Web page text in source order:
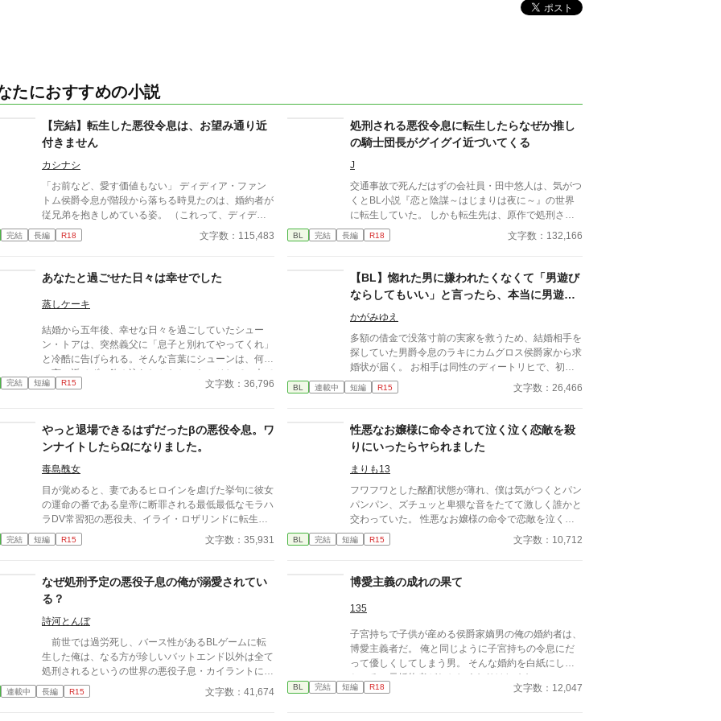
たにおすすめの小説
【完結】転生した悪役令息は、お望み通り近
付きません
カシナシ
「お前など、愛す価値もない」 ディディア・ファン
トム侯爵令息が階段から落ちる時見たのは、婚約者が
従兄弟を抱きしめている姿。 （これって、ディディ
アーーBLゲームの悪役令息じゃないか！） 妹の笑顔
を見るためにやりこんでいたBLゲーム。引くほどレ
転生してそのまま引き継いでいる。 スキルなしとし
て家族に『失敗作』と蔑まれていたのは、そのスキル
のレベルが高すぎたかららしい。 スキルと自分を取
辞め、自立に向けて淡々と準備をする。 もちろん元
婚約者と従兄弟には近付かないので、絡んでこないで
いただけます？ 十万文字程度。 3/7 完結しました！
※主人公：マイペース美人受け ※女性向けHOTラン
キング1位、ありがとうございました。完結までの12
`ﾟ)ﾟ｡ たくさんの閲覧、イイね、エール、感想は、作
者の血肉になります……！(o´ω`o)ありがとうござい
完結 長編 R18 文字数：115,483
処刑される悪役令息に転生したらなぜか推し
の騎士団長がグイグイ近づいてくる
J
交通事故で死んだはずの会社員・田中悠人は、気がつ
くとBL小説『恋と陰謀～はじまりは夜に～』の世界
に転生していた。 しかも転生先は、原作で処刑され
る悪役令息エリオット。 処刑される未来を回避する
ため、原作知識を頼りに慎重に立ち回るつもりだった
その先には隣国の影が？ さらに困ったことに、原作
で一番の推しだった騎士団長ガイウスがやたらと距離
を詰めてきて……？ 平穏に生きたい元悪役令息と、
過保護な騎士団長がじれじれ距離を縮めるまで。 ガ
イウス（騎士団長）×エリオット（元悪役令息） 基本
的には二人の関係が主軸ですが、エリオットに関わる
中で変わってく、周りの人間模様も描いているため、
群像劇的な要素ありです。 どこか孤独な人たちが人
との関わりの中で、それぞれ自分の居場所を見つけて
が、世界観はサスペンス要素ありで不穏。 Rの話は
「※」をつけています、苦手な人は読み飛ばしてくだ
BL 完結 長編 R18 文字数：132,166
あなたと過ごせた日々は幸せでした
蒸しケーキ
結婚から五年後、幸せな日々を過ごしていたシュー
ン・トアは、突然義父に「息子と別れてやってくれ」
と冷酷に告げられる。そんな言葉にシューンは、何一
つ言い返せず、飲み込むしかなかった。そして、夫で
あるアインス・キールに離婚を切り出すが、アインス
完結 短編 R15 文字数：36,796
【BL】惚れた男に嫌われたくなくて「男遊び
ならしてもいい」と言ったら、本当に男遊び
を始められて絶望している侯爵令息の話
かがみゆえ
多額の借金で没落寸前の実家を救うため、結婚相手を
探していた男爵令息のラキにカムグロス侯爵家から求
婚状が届く。 お相手は同性のディートリヒで、初対
面で歓迎されるどころか冷たく突き放されてしまう。
『必要最低限関わるな』 『愛人を作るな』 『男遊び
済する条件を言われたラキは、学園で令息たちとの交
流を満喫中。 褒め上手なラキの周りには可愛い令息
が集まり、推し活状態に。 一方、ディートリヒだけ
が嫉妬で胃を痛める日々。 ラキへの恋心を隠し続け
BL 連載中 短編 R15 文字数：26,466
やっと退場できるはずだったβの悪役令息。ワ
ンナイトしたらΩになりました。
毒島醜女
目が覚めると、妻であるヒロインを虐げた挙句に彼女
の運命の番である皇帝に断罪される最低最低なモラハ
ラDV常習犯の悪役夫、イライ・ロザリンドに転生し
た。 そんな最期は絶対に避けたいイライはヒーロー
とヒロインの仲を結ばせつつ、ヒロインと円満に別れ
結ばれ、イライはお役御免となった。 「これでやっ
と安心して退場できる」 これまでの自分の努力を労
うように酒場で飲んでいたイライは、いい薫りを漂わ
せる男と意気投合し、彼と一夜を共にしてしまう。
目が覚めると罪悪感に襲われ、すぐさま宿を去ってい
く。 「これじゃあ原作のイライと変わらないじゃ
ん！」 その後体調不良を訴え、医師に診てもらうと
とんでもない事を言われたのだった。 「あなた……Ω
になっていますよ」 「へ？」 そしてワンナイトをし
完結 短編 R15 文字数：35,931
性悪なお嬢様に命令されて泣く泣く恋敵を殺
りにいったらヤられました
まりも13
フワフワとした酩酊状態が薄れ、僕は気がつくとパン
パンパン、ズチュッと卑猥な音をたてて激しく誰かと
交わっていた。 性悪なお嬢様の命令で恋敵を泣く泣
く殺りに行ったら逆にヤラれちゃった、ちょっとアホ
な子の話です。 （ムーンライトノベルにも掲載して
BL 完結 短編 R15 文字数：10,712
なぜ処刑予定の悪役子息の俺が溺愛されてい
る？
詩河とんぼ
前世では過労死し、バース性があるBLゲームに転
生した俺は、なる方が珍しいバットエンド以外は全て
処刑されるというの世界の悪役子息・カイラントにな
っていた。処刑されるのはもちろん嫌だし、知識を付
けてそれなりのところで働くか婿入りできたらいい
連載中 長編 R15 文字数：41,674
博愛主義の成れの果て
135
子宮持ちで子供が産める侯爵家嫡男の俺の婚約者は、
博愛主義者だ。 俺と同じように子宮持ちの令息にだ
って優しくしてしまう男。 そんな婚約を白紙にした
ところ、元婚約者がおかしくなりはじめた……。
BL 完結 短編 R18 文字数：12,047